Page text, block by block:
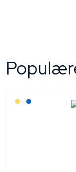
Lagerført:
Lagerført: